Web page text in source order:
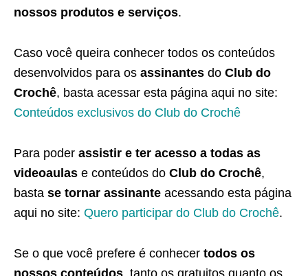
nossos produtos e serviços.
Caso você queira conhecer todos os conteúdos
desenvolvidos para os assinantes do Club do
Crochê, basta acessar esta página aqui no site:
Conteúdos exclusivos do Club do Crochê
Para poder assistir e ter acesso a todas as
videoaulas e conteúdos do Club do Crochê,
basta se tornar assinante acessando esta página
aqui no site: Quero participar do Club do Crochê.
Se o que você prefere é conhecer todos os
nossos conteúdos, tanto os gratuitos quanto os